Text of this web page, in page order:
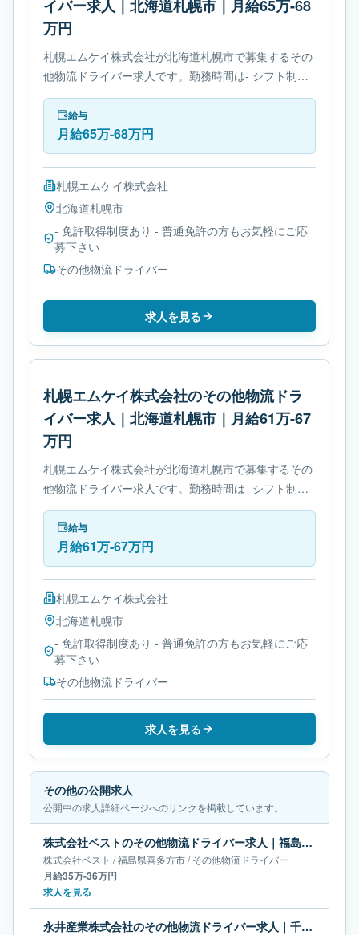
イバー求人｜北海道札幌市｜月給65万-68
万円
札幌エムケイ株式会社が北海道札幌市で募集するその
他物流ドライバー求人です。勤務時間は- シフト制で
す。必要免許は- 免許取得制度ありです。
給与
月給65万-68万円
札幌エムケイ株式会社
北海道札幌市
- 免許取得制度あり - 普通免許の方もお気軽にご応
募下さい
その他物流ドライバー
求人を見る
札幌エムケイ株式会社のその他物流ドラ
イバー求人｜北海道札幌市｜月給61万-67
万円
札幌エムケイ株式会社が北海道札幌市で募集するその
他物流ドライバー求人です。勤務時間は- シフト制で
す。必要免許は- 免許取得制度ありです。
給与
月給61万-67万円
札幌エムケイ株式会社
北海道札幌市
- 免許取得制度あり - 普通免許の方もお気軽にご応
募下さい
その他物流ドライバー
求人を見る
その他の公開求人
公開中の求人詳細ページへのリンクを掲載しています。
株式会社ベストのその他物流ドライバー求人｜福島県喜多方市｜月給35万-36万円
株式会社ベスト /福島県喜多方市/その他物流ドライバー
月給35万-36万円
求人を見る
永井産業株式会社のその他物流ドライバー求人｜千葉県市原市｜月給63万-68万円